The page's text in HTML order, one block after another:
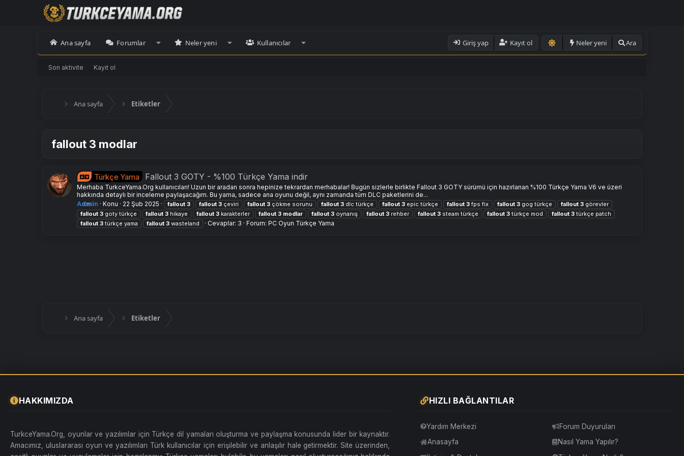
Ana sayfa Forumlar Neler yeni Kullanıcılar Giriş yap Kayıt ol Neler yeni Ara
Son aktivite Kayıt ol
Ana sayfa Etiketler
fallout 3 modlar
Türkçe Yama Fallout 3 GOTY - %100 Türkçe Yama indir
Merhaba TurkceYama.Org kullanıcıları! Uzun bir aradan sonra hepinize tekrardan merhabalar! Bugün sizlerle birlikte Fallout 3 GOTY sürümü için hazırlanan %100 Türkçe Yama V6 ve üzeri
hakkında detaylı bir inceleme paylaşacağım. Bu yama, sadece ana oyunu değil, aynı zamanda tüm DLC paketlerini de...
Admin
Konu 22 Şub 2025 fallout 3 fallout 3 çeviri fallout 3 çökme sorunu fallout 3 dlc türkçe fallout 3 epic türkçe fallout 3fps fix fallout 3 gog türkçe fallout 3 görevler
fallout 3 goty türkçe fallout 3 hikaye fallout 3 karakterler fallout 3 modlar fallout 3 oynanış fallout 3 rehber fallout 3 steam türkçe fallout 3 türkçe mod fallout 3 türkçe patch
fallout 3 türkçe yama fallout 3 wasteland Cevaplar: 3 Forum: PC Oyun Türkçe Yama
Ana sayfa Etiketler
HAKKIMIZDA
TurkceYama.Org, oyunlar ve yazılımlar için Türkçe dil yamaları oluşturma ve paylaşma konusunda lider bir kaynaktır.
Amacımız, uluslararası oyun ve yazılımları Türk kullanıcılar için erişilebilir ve anlaşılır hale getirmektir. Site üzerinden,
HIZLI BAĞLANTILAR
Yardım Merkezi
Anasayfa
Forum Duyuruları
Nasıl Yama Yapılır?